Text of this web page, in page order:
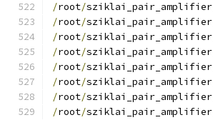
/root/sziklai_pair_amplifier
/root/sziklai_pair_amplifier
/root/sziklai_pair_amplifier
/root/sziklai_pair_amplifier
/root/sziklai_pair_amplifier
/root/sziklai_pair_amplifier
/root/sziklai_pair_amplifier
/root/sziklai_pair_amplifier